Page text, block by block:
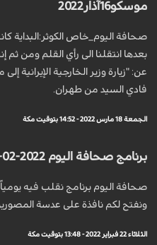
موسكو16آذار2022
صحافة اليوم_خاص الكوثر:البداية
بعدها انتقلنا الى رأي القلم ومن ثم
عن: "زيارة وزير الخارجية الإيرانية
فادي السيد من طهران.
الجمعة 18 مارس 2022 - 14:52 بتوقيت مكة
برنامج صحافة اليوم 2022-02-21
صحافة اليوم برنامج نقلب فيه يومياً
ونفتح لكم نافذة على عدسة المصورين
الثلاثاء 22 فبراير 2022 - 13:48 بتوقيت مكة